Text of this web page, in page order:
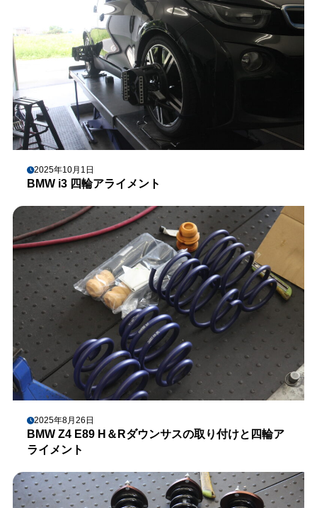
2025年10月1日
BMW i3 四輪アライメント
2025年8月26日
BMW Z4 E89 H＆Rダウンサスの取り付けと四輪ア
ライメント